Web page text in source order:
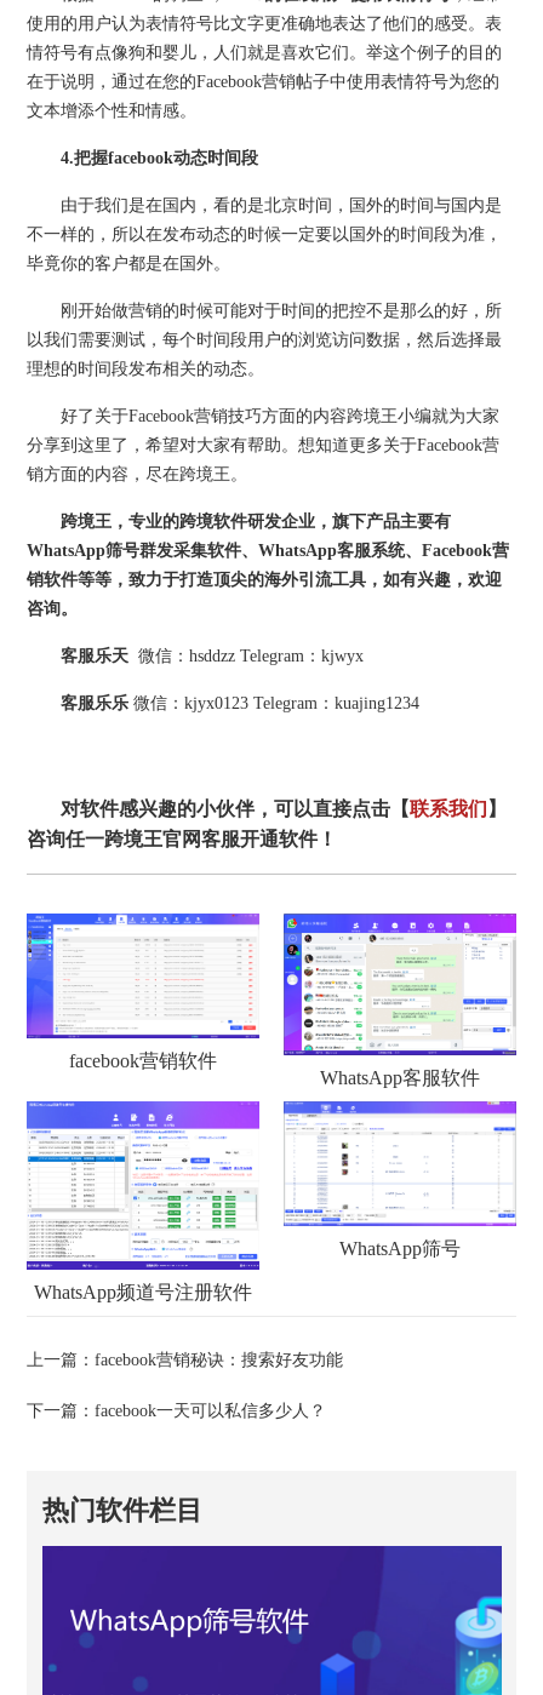
使用的用户认为表情符号比文字更准确地表达了他们的感受。表
情符号有点像狗和婴儿，人们就是喜欢它们。举这个例子的目的
在于说明，通过在您的Facebook营销帖子中使用表情符号为您的
文本增添个性和情感。
4.把握facebook动态时间段
由于我们是在国内，看的是北京时间，国外的时间与国内是
不一样的，所以在发布动态的时候一定要以国外的时间段为准，
毕竟你的客户都是在国外。
刚开始做营销的时候可能对于时间的把控不是那么的好，所
以我们需要测试，每个时间段用户的浏览访问数据，然后选择最
理想的时间段发布相关的动态。
好了关于Facebook营销技巧方面的内容跨境王小编就为大家
分享到这里了，希望对大家有帮助。想知道更多关于Facebook营
销方面的内容，尽在跨境王。
跨境王，专业的跨境软件研发企业，旗下产品主要有
WhatsApp筛号群发采集软件、WhatsApp客服系统、Facebook营
销软件等等，致力于打造顶尖的海外引流工具，如有兴趣，欢迎
咨询。
客服乐天 微信：hsddzz Telegram：kjwyx
客服乐乐 微信：kjyx0123 Telegram：kuajing1234
对软件感兴趣的小伙伴，可以直接点击【联系我们 】
咨询任一跨境王官网客服开通软件！
facebook营销软件
WhatsApp客服软件
WhatsApp频道号注册软件
WhatsApp筛号
上一篇：facebook营销秘诀：搜索好友功能
下一篇：facebook一天可以私信多少人？
热门软件栏目